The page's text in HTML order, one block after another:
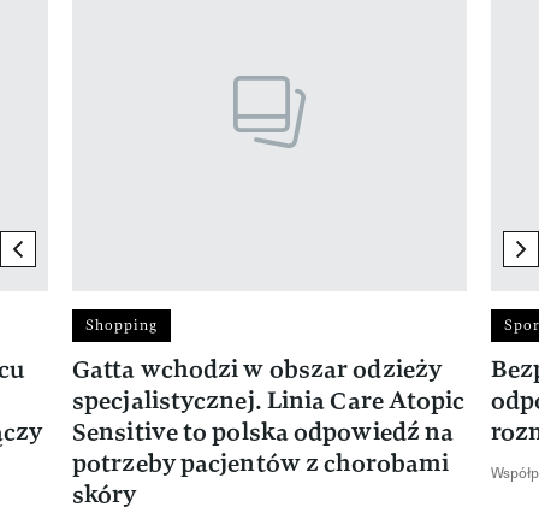
previous element
Shopping
Gatta wchodzi w obszar odzieży
specjalistycznej. Linia Care Atopic
Sensitive to polska odpowiedź na
potrzeby pacjentów z chorobami
skóry